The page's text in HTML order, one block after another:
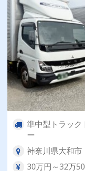
準中型トラック
ー
神奈川県大和市
30万円～32万